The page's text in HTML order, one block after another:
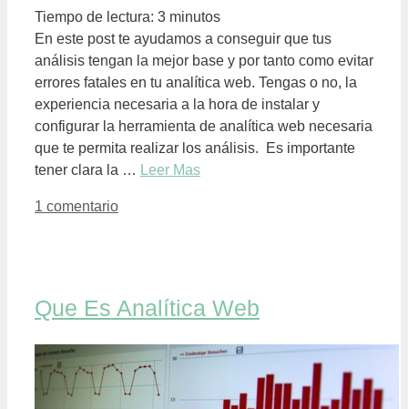
Tiempo de lectura: 3 minutos
En este post te ayudamos a conseguir que tus
análisis tengan la mejor base y por tanto como evitar
errores fatales en tu analítica web. Tengas o no, la
experiencia necesaria a la hora de instalar y
configurar la herramienta de analítica web necesaria
que te permita realizar los análisis. Es importante
tener clara la … Leer Mas
1 comentario
Que Es Analítica Web